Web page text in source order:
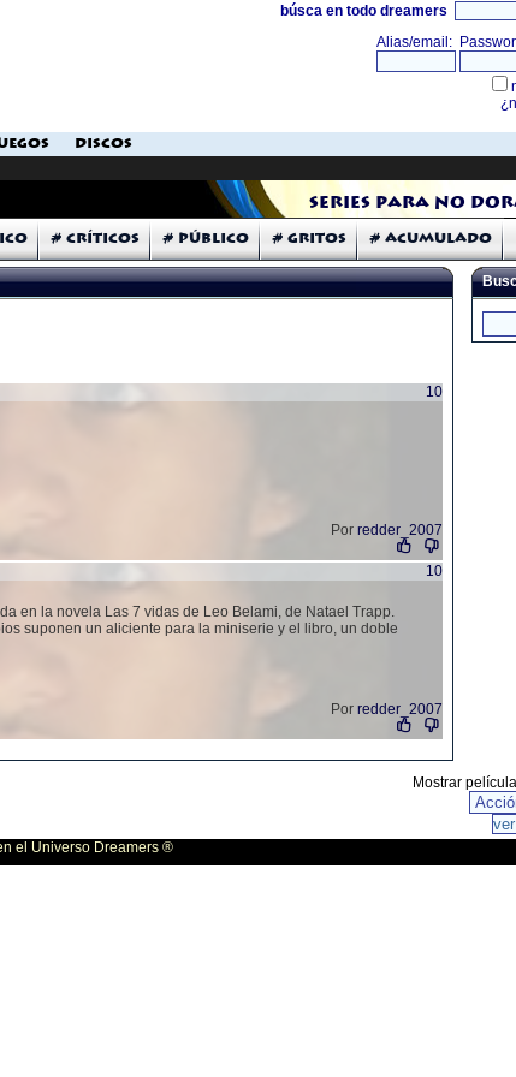
búsca en todo dreamers
DISCOS
Series para no
# Críticos # Público # Gritos # Acumulado
10
Por redder_2007
10
en la novela Las 7 vidas de Leo Belami, de Natael Trapp.
suponen un aliciente para la miniserie y el libro, un doble
Por redder_2007
Mostrar
el Universo Dreamers ®